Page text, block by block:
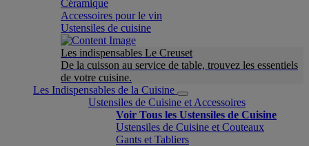
Céramique
Accessoires pour le vin
Ustensiles de cuisine
Les indispensables Le Creuset
De la cuisson au service de table, trouvez les essentiels
de votre cuisine.
Les Indispensables de la Cuisine
Ustensiles de Cuisine et Accessoires
Voir Tous les Ustensiles de Cuisine
Ustensiles de Cuisine et Couteaux
Gants et Tabliers